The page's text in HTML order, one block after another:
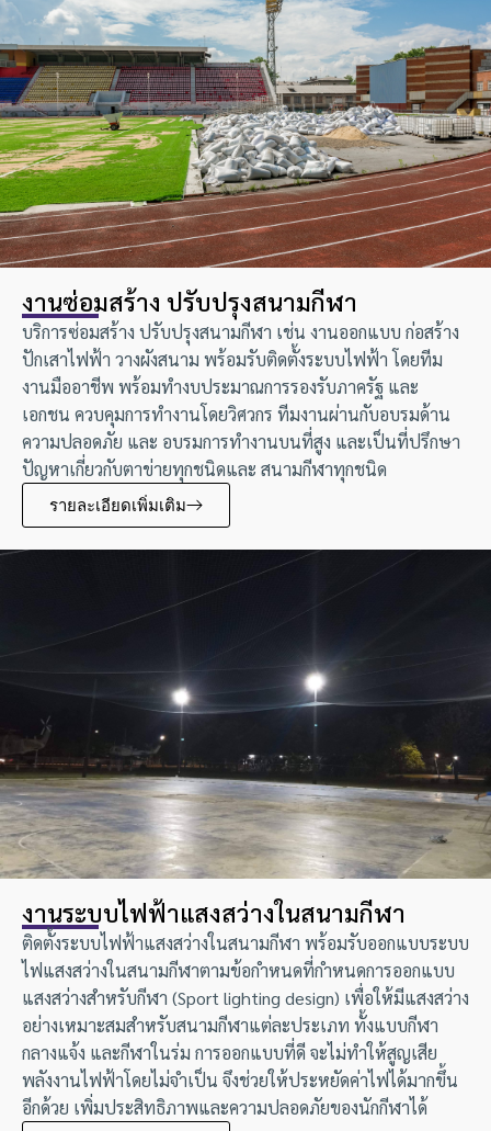
งานซ่อมสร้าง ปรับปรุงสนามกีฬา
บริการซ่อมสร้าง ปรับปรุงสนามกีฬา เช่น งานออกแบบ ก่อสร้าง
ปักเสาไฟฟ้า วางผังสนาม พร้อมรับติดตั้งระบบไฟฟ้า โดยทีม
งานมืออาชีพ พร้อมทำงบประมาณการรองรับภาครัฐ และ
เอกชน ควบคุมการทำงานโดยวิศวกร ทีมงานผ่านกับอบรมด้าน
ความปลอดภัย และ อบรมการทำงานบนที่สูง และเป็นที่ปรึกษา
ปัญหาเกี่ยวกับตาข่ายทุกชนิดและ สนามกีฬาทุกชนิด
รายละเอียดเพิ่มเติม
งานระบบไฟฟ้าแสงสว่างในสนามกีฬา
ติดตั้งระบบไฟฟ้าแสงสว่างในสนามกีฬา พร้อมรับออกแบบระบบ
ไฟแสงสว่างในสนามกีฬาตามข้อกำหนดที่กำหนดการออกแบบ
แสงสว่างสำหรับกีฬา (Sport lighting design) เพื่อให้มีแสงสว่าง
อย่างเหมาะสมสำหรับสนามกีฬาแต่ละประเภท ทั้งแบบกีฬา
กลางแจ้ง และกีฬาในร่ม การออกแบบที่ดี จะไม่ทำให้สูญเสีย
พลังงานไฟฟ้าโดยไม่จำเป็น จึงช่วยให้ประหยัดค่าไฟได้มากขึ้น
อีกด้วย เพิ่มประสิทธิภาพและความปลอดภัยของนักกีฬาได้